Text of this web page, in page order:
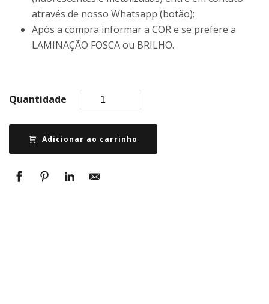
através de nosso Whatsapp (botão);
Após a compra informar a COR e se prefere a
LAMINAÇÃO FOSCA ou BRILHO.
Quantidade
Adicionar ao carrinho